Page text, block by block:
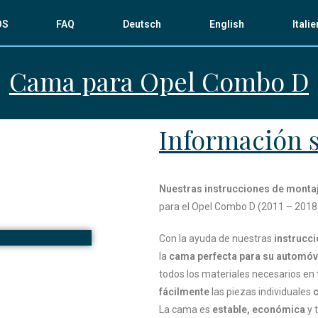
FAQ Deutsch English
Cama para Opel Combo D
Información
Nuestras instrucciones de
para el Opel Combo D (2011 –
Con la ayuda de nuestras
la cama perfecta para su
todos los materiales necesarios en
fácilmente las piezas individuales
La cama es estable, económica y